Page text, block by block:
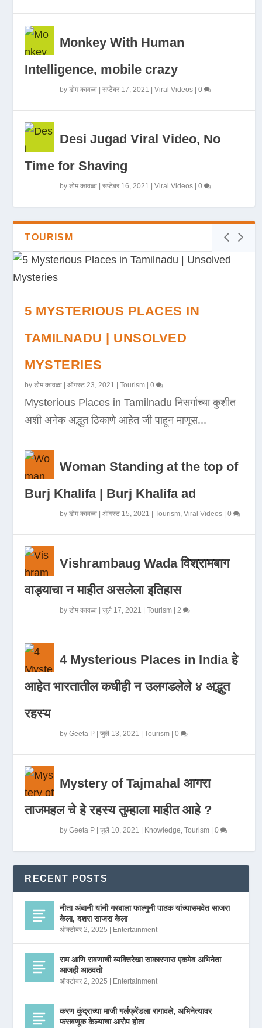
Monkey With Human
Intelligence, mobile crazy
byडोम कावळा |सप्टेंबर 17, 2021 |Viral Videos |0
Desi Jugad Viral Video, No
Time for Shaving
byडोम कावळा |सप्टेंबर 16, 2021 |Viral Videos |0
TOURISM
5 MYSTERIOUS PLACES IN
TAMILNADU | UNSOLVED
MYSTERIES
byडोम कावळा |ऑगस्ट 23, 2021 |Tourism |0
Mysterious Places in Tamilnadu निसर्गाच्या कुशीत
अशी अनेक अद्भुत ठिकाणे आहेत जी पाहून माणूस...
Woman Standing at the top of
Burj Khalifa | Burj Khalifa ad
byडोम कावळा |ऑगस्ट 15, 2021 |Tourism,Viral Videos |0
Vishrambaug Wada विश्रामबाग
वाड्याचा न माहीत असलेला इतिहास
byडोम कावळा |जुलै 17, 2021 |Tourism |2
4 Mysterious Places in India हे
आहेत भारतातील कधीही न उलगडलेले ४ अद्भुत
रहस्य
byGeeta P |जुलै 13, 2021 |Tourism |0
Mystery of Tajmahal आगरा
ताजमहल चे हे रहस्य तुम्हाला माहीत आहे ?
byGeeta P |जुलै 10, 2021 Knowledge,Tourism |0
RECENT POSTS
नीता अंबानी यांनी गरबाला फाल्गुनी पाठक यांच्यासमवेत साजरा
केला, दशरा साजरा केला
ऑक्टोबर 2, 2025 Entertainment
राम आणि रावणाची व्यक्तिरेखा साकारणारा एकमेव अभिनेता
आजही आठवतो
ऑक्टोबर 2, 2025 Entertainment
करण कुंद्राच्या माजी गर्लफ्रेंडला रागावले, अभिनेत्यावर
फसवणूक केल्याचा आरोप होता